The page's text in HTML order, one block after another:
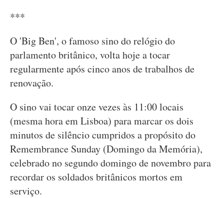
***
O 'Big Ben', o famoso sino do relógio do
parlamento britânico, volta hoje a tocar
regularmente após cinco anos de trabalhos de
renovação.
O sino vai tocar onze vezes às 11:00 locais
(mesma hora em Lisboa) para marcar os dois
minutos de silêncio cumpridos a propósito do
Remembrance Sunday (Domingo da Memória),
celebrado no segundo domingo de novembro para
recordar os soldados britânicos mortos em
serviço.